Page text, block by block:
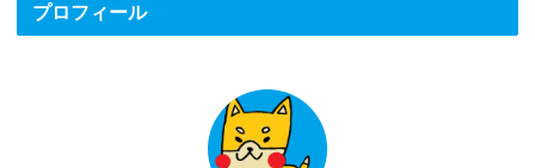
プロフィール